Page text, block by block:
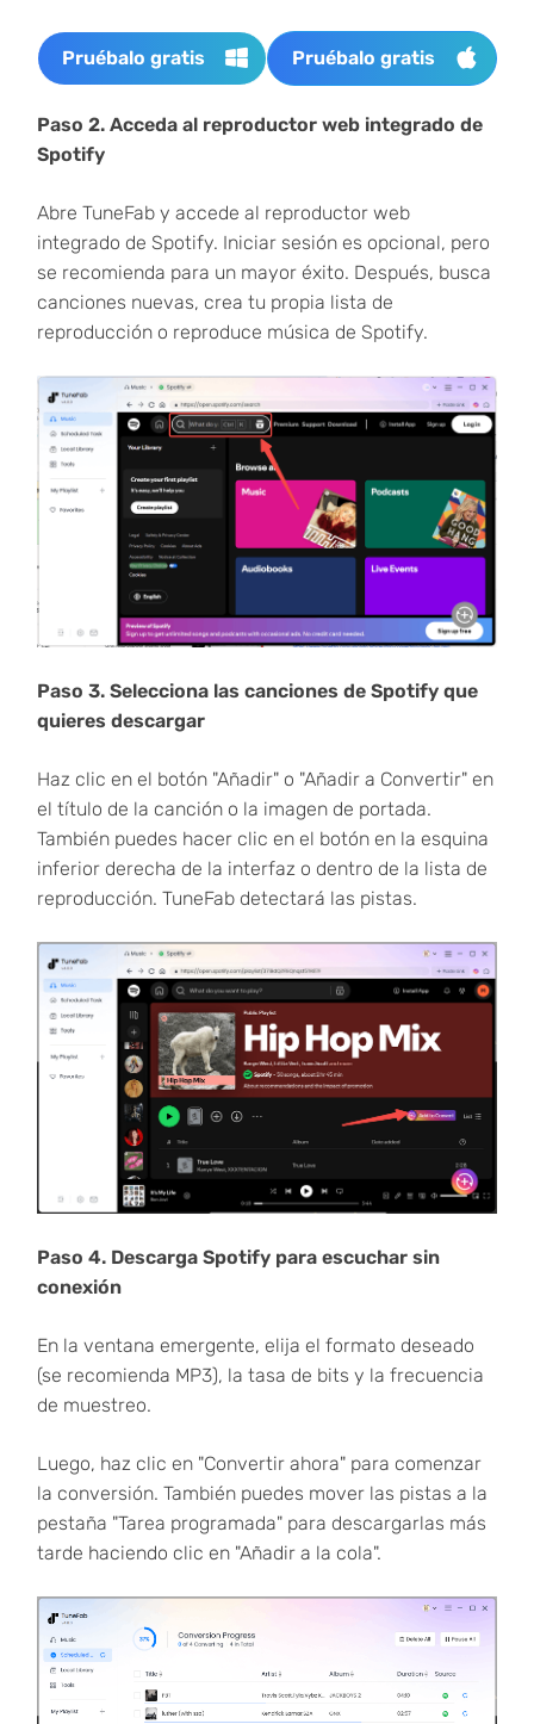
Pruébalo gratis Pruébalo gratis
Paso 2. Acceda al reproductor web integrado de
Spotify
Abre TuneFab y accede al reproductor web
integrado de Spotify. Iniciar sesión es opcional, pero
se recomienda para un mayor éxito. Después, busca
canciones nuevas, crea tu propia lista de
reproducción o reproduce música de Spotify.
Paso 3. Selecciona las canciones de Spotify que
quieres descargar
Haz clic en el botón "Añadir" o "Añadir a Convertir" en
el título de la canción o la imagen de portada.
También puedes hacer clic en el botón en la esquina
inferior derecha de la interfaz o dentro de la lista de
reproducción. TuneFab detectará las pistas.
Paso 4. Descarga Spotify para escuchar sin
conexión
En la ventana emergente, elija el formato deseado
(se recomienda MP3), la tasa de bits y la frecuencia
de muestreo.
Luego, haz clic en "Convertir ahora" para comenzar
la conversión. También puedes mover las pistas a la
pestaña "Tarea programada" para descargarlas más
tarde haciendo clic en "Añadir a la cola".